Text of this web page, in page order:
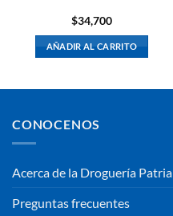
$34,700
AÑADIR AL CARRITO
CONOCENOS
Acerca de la Droguería Patria
Preguntas frecuentes